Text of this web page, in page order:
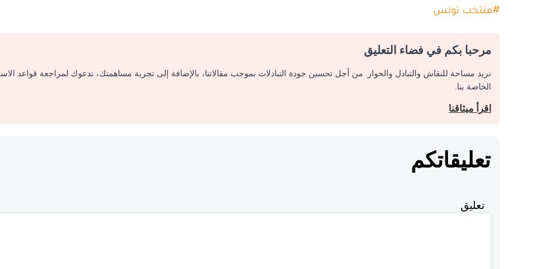
#منتخب تونس
مرحبا بكم في فضاء التعليق
نريد مساحة للنقاش والتبادل والحوار. من أجل تحسين جودة التبادلات بموجب مقالاتنا، بالإضافة إلى تجربة مساهمتك، ندعوك لمراجعة قواعد
الخاصة بنا.
اقرأ ميثاقنا
تعليقاتكم
تعليق